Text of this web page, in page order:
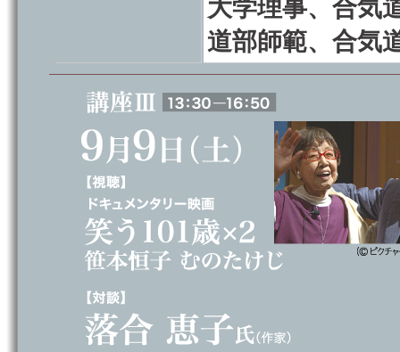
大学理事、合気
道部師範、合気